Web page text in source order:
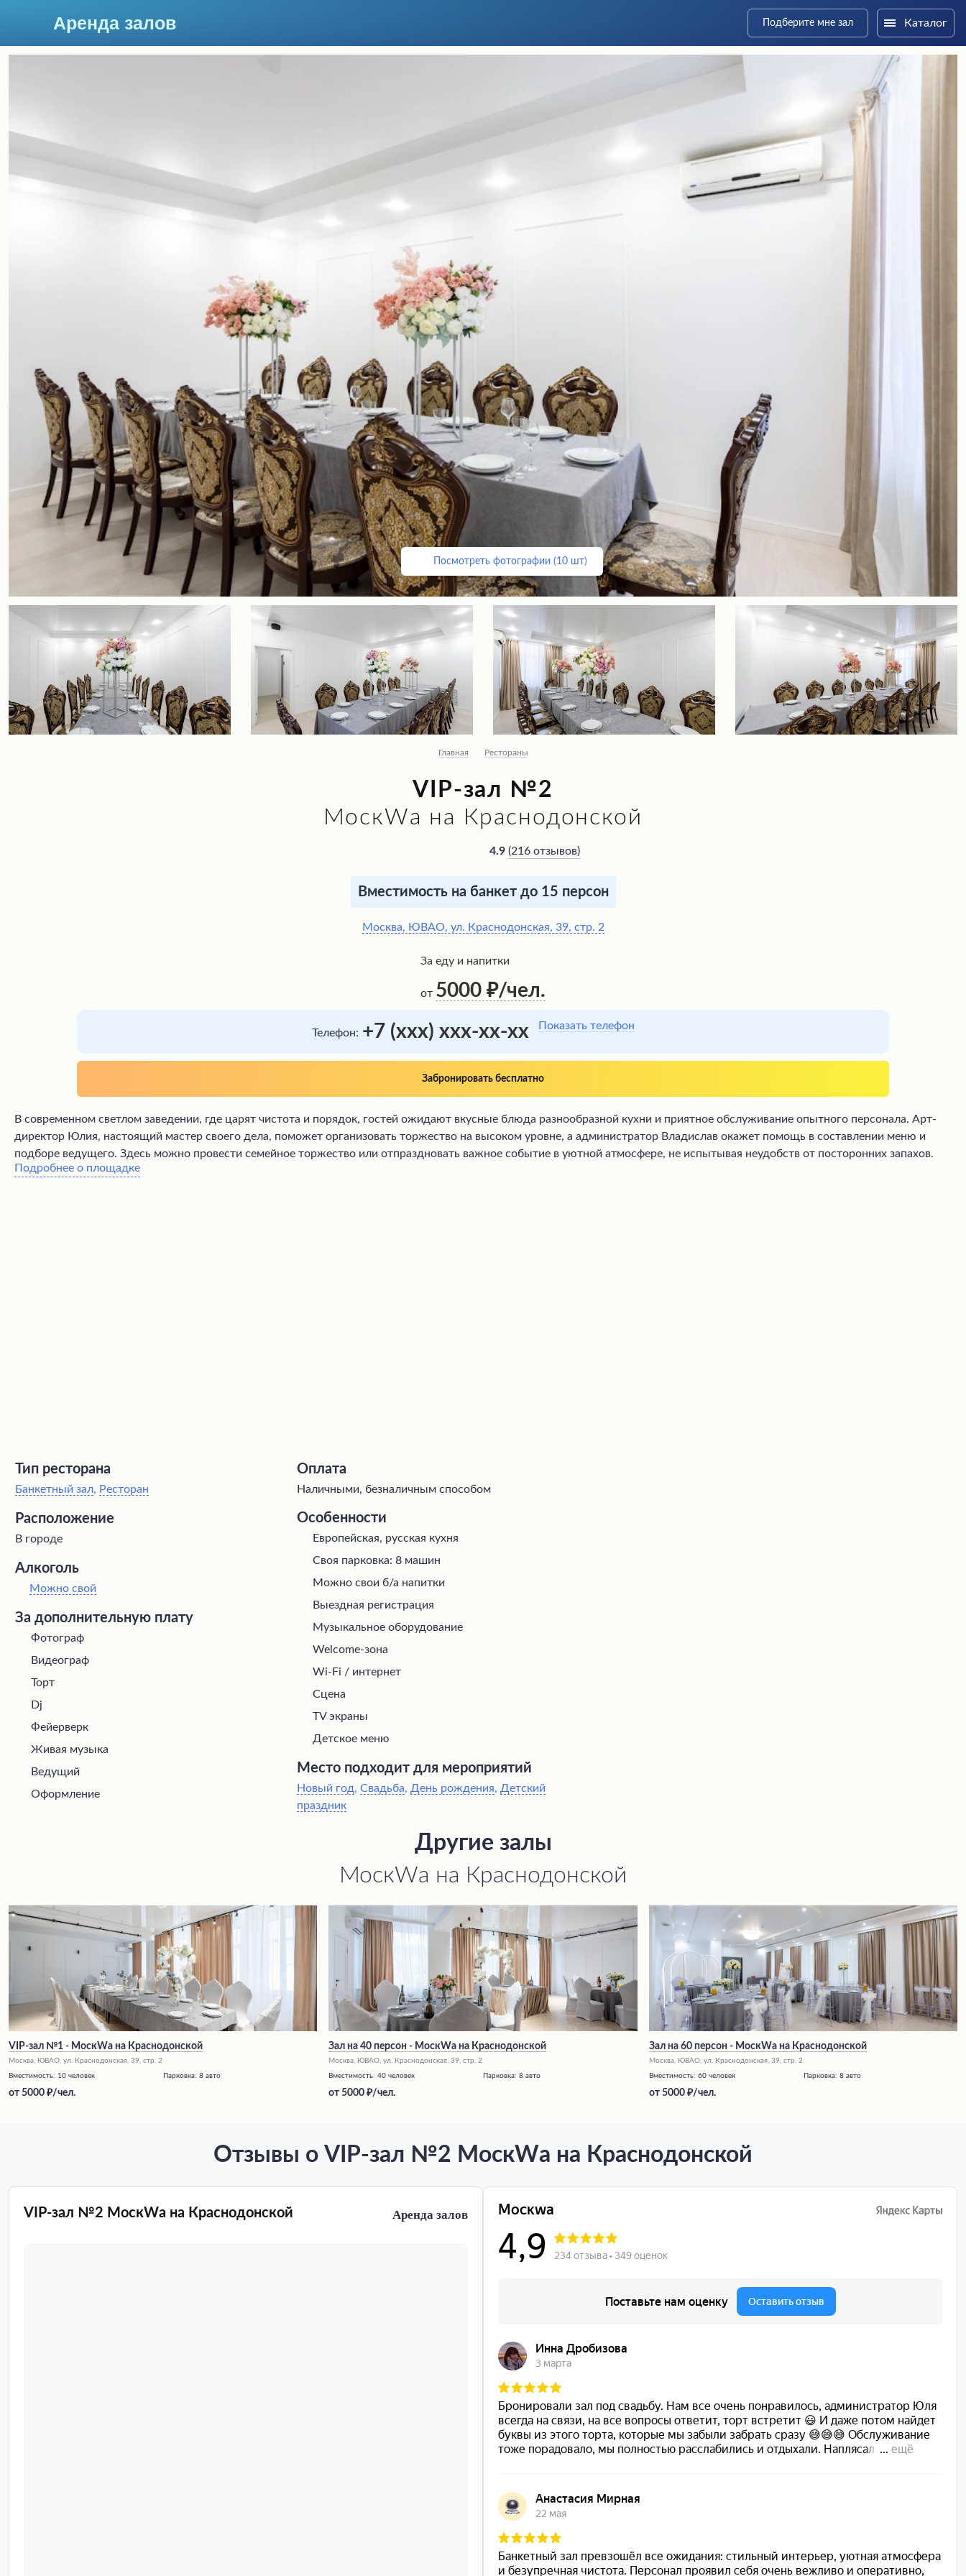
Аренда залов
Москва
Подберите мне зал Каталог
Посмотреть фотографии (10 шт)
Главная Рестораны
VIP-зал №2
МоскWа на Краснодонской
4.9 (216 отзывов)
Вместимость на банкет до 15 персон
Москва, ЮВАО, ул. Краснодонская, 39, стр. 2
За еду и напитки
от 5000 /чел.
Телефон: +7 (xxx) xxx-xx-xx Показать телефон
Забронировать бесплатно
В современном светлом заведении, где царят чистота и порядок, гостей ожидают вкусные блюда разнообразной кухни и приятное обслуживание опытного персонала. Арт-
директор Юлия, настоящий мастер своего дела, поможет организовать торжество на высоком уровне, а администратор Владислав окажет помощь в составлении меню и
подборе ведущего. Здесь можно провести семейное торжество или отпраздновать важное событие в уютной атмосфере, не испытывая неудобств от посторонних запахов.
Подробнее о площадке
Тип ресторана
Банкетный зал, Ресторан
Расположение
В городе
Алкоголь
Можно свой
За дополнительную плату
Фотограф
Видеограф
Торт
Dj
Фейерверк
Живая музыка
Ведущий
Оформление
Оплата
Наличными, безналичным способом
Особенности
Европейская, русская кухня
Своя парковка: 8 машин
Можно свои б/а напитки
Выездная регистрация
Музыкальное оборудование
Welcome-зона
Wi-Fi / интернет
Сцена
TV экраны
Детское меню
Место подходит для мероприятий
Новый год, Свадьба, День рождения, Детский
праздник
Другие залы
МоскWа на Краснодонской
VIP-зал №1 - МоскWа на Краснодонской
Москва, ЮВАО, ул. Краснодонская, 39, стр. 2
Вместимость: 10 человек Парковка: 8 авто
от 5000 /чел.
Зал на 40 персон - МоскWа на Краснодонской
Москва, ЮВАО, ул. Краснодонская, 39, стр. 2
Вместимость:40 человек Парковка:8 авто
от5000 /чел.
Зал на 60 персон - МоскWа на Краснодонской
Москва, ЮВАО, ул. Краснодонская, 39, стр. 2
Вместимость: 60 человек Парковка: 8 авто
от 5000 /чел.
Отзывы о VIP-зал №2 МоскWа на Краснодонской
VIP-зал №2 МоскWа на Краснодонской Аренда залов